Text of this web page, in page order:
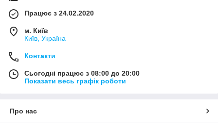
Працює з 24.02.2020
м. Київ
Київ, Україна
Контакти
Сьогодні працює з 08:00 до 20:00
Показати весь графік роботи
Про нас